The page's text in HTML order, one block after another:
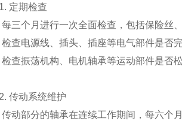
1. 定期检查
每三个月进行一次全面检查，包括保险丝
检查电源线、插头、插座等电气部件是否
检查振荡机构、电机轴承等运动部件是否
2. 传动系统维护
传动部分的轴承在连续工作期间，每六个